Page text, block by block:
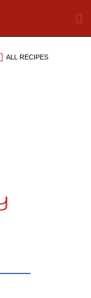
ALL RECIPES